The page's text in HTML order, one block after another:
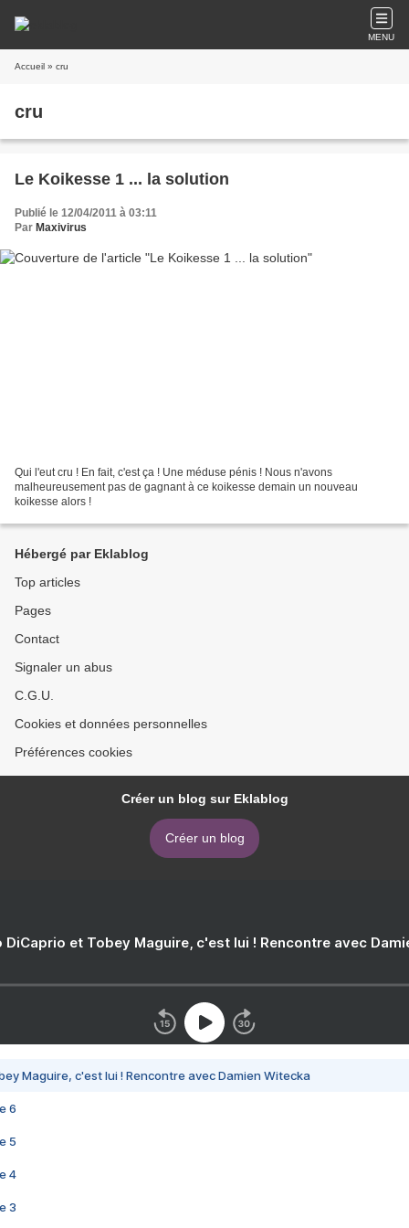
MENU
Accueil » cru
cru
Le Koikesse 1 ... la solution
Publié le 12/04/2011 à 03:11
Par Maxivirus
Qui l'eut cru ! En fait, c'est ça ! Une méduse pénis ! Nous n'avons
malheureusement pas de gagnant à ce koikesse demain un nouveau
koikesse alors !
Hébergé par Eklablog
Top articles
Pages
Contact
Signaler un abus
C.G.U.
Cookies et données personnelles
Préférences cookies
Créer un blog sur Eklablog
Créer un blog
DiCaprio et Tobey Maguire, c'est lui ! Rencontre avec
Maguire, c'est lui ! Rencontre avec Damien Witecka
6
5
4
3